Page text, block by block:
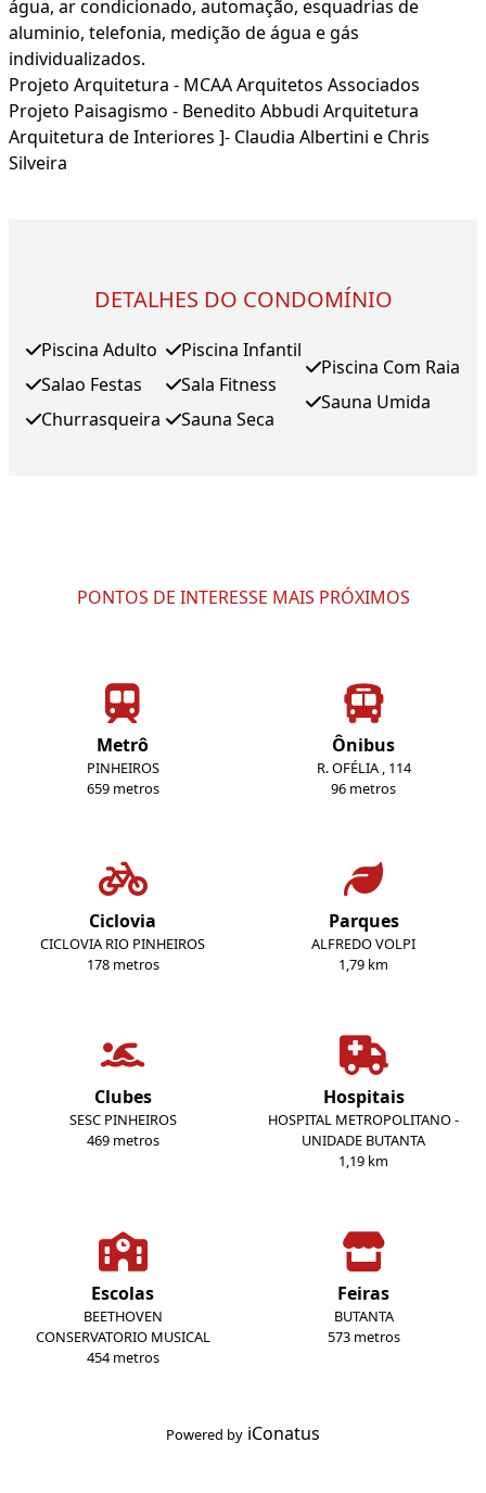
água, ar condicionado, automação, esquadrias de
aluminio, telefonia, medição de água e gás
individualizados.
Projeto Arquitetura - MCAA Arquitetos Associados
Projeto Paisagismo - Benedito Abbudi Arquitetura
Arquitetura de Interiores ]- Claudia Albertini e Chris
Silveira
DETALHES DO CONDOMÍNIO
Piscina Adulto
Salao Festas
Churrasqueira
Piscina Infantil
Sala Fitness
Sauna Seca
Piscina Com Raia
Sauna Umida
PONTOS DE INTERESSE MAIS PRÓXIMOS
Metrô
PINHEIROS
659 metros
Ônibus
R. OFÉLIA , 114
96 metros
Ciclovia
CICLOVIA RIO PINHEIROS
178 metros
Parques
ALFREDO VOLPI
1,79 km
Clubes
SESC PINHEIROS
469 metros
Hospitais
HOSPITAL METROPOLITANO -
UNIDADE BUTANTA
1,19 km
Escolas
BEETHOVEN
CONSERVATORIO MUSICAL
454 metros
Feiras
BUTANTA
573 metros
Powered by iConatus